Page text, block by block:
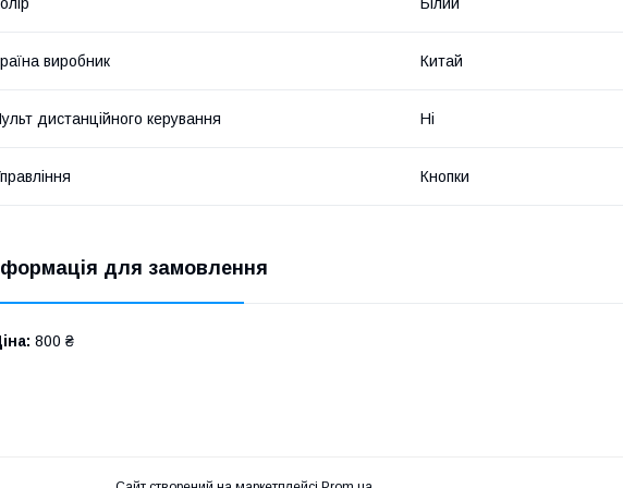
Білий
виробник Китай
дистанційного керування Ні
Кнопки
для замовлення
800 ₴